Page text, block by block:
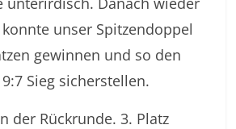
unser Spitzendoppel
gewinnen und so den
Sieg sicherstellen.
der Rückrunde. 3. Platz